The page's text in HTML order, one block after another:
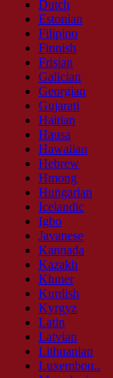
Dutch
Estonian
Filipino
Finnish
Frisian
Galician
Georgian
Gujarati
Haitian
Hausa
Hawaiian
Hebrew
Hmong
Hungarian
Icelandic
Igbo
Javanese
Kannada
Kazakh
Khmer
Kurdish
Kyrgyz
Latin
Latvian
Lithuanian
Luxembou..